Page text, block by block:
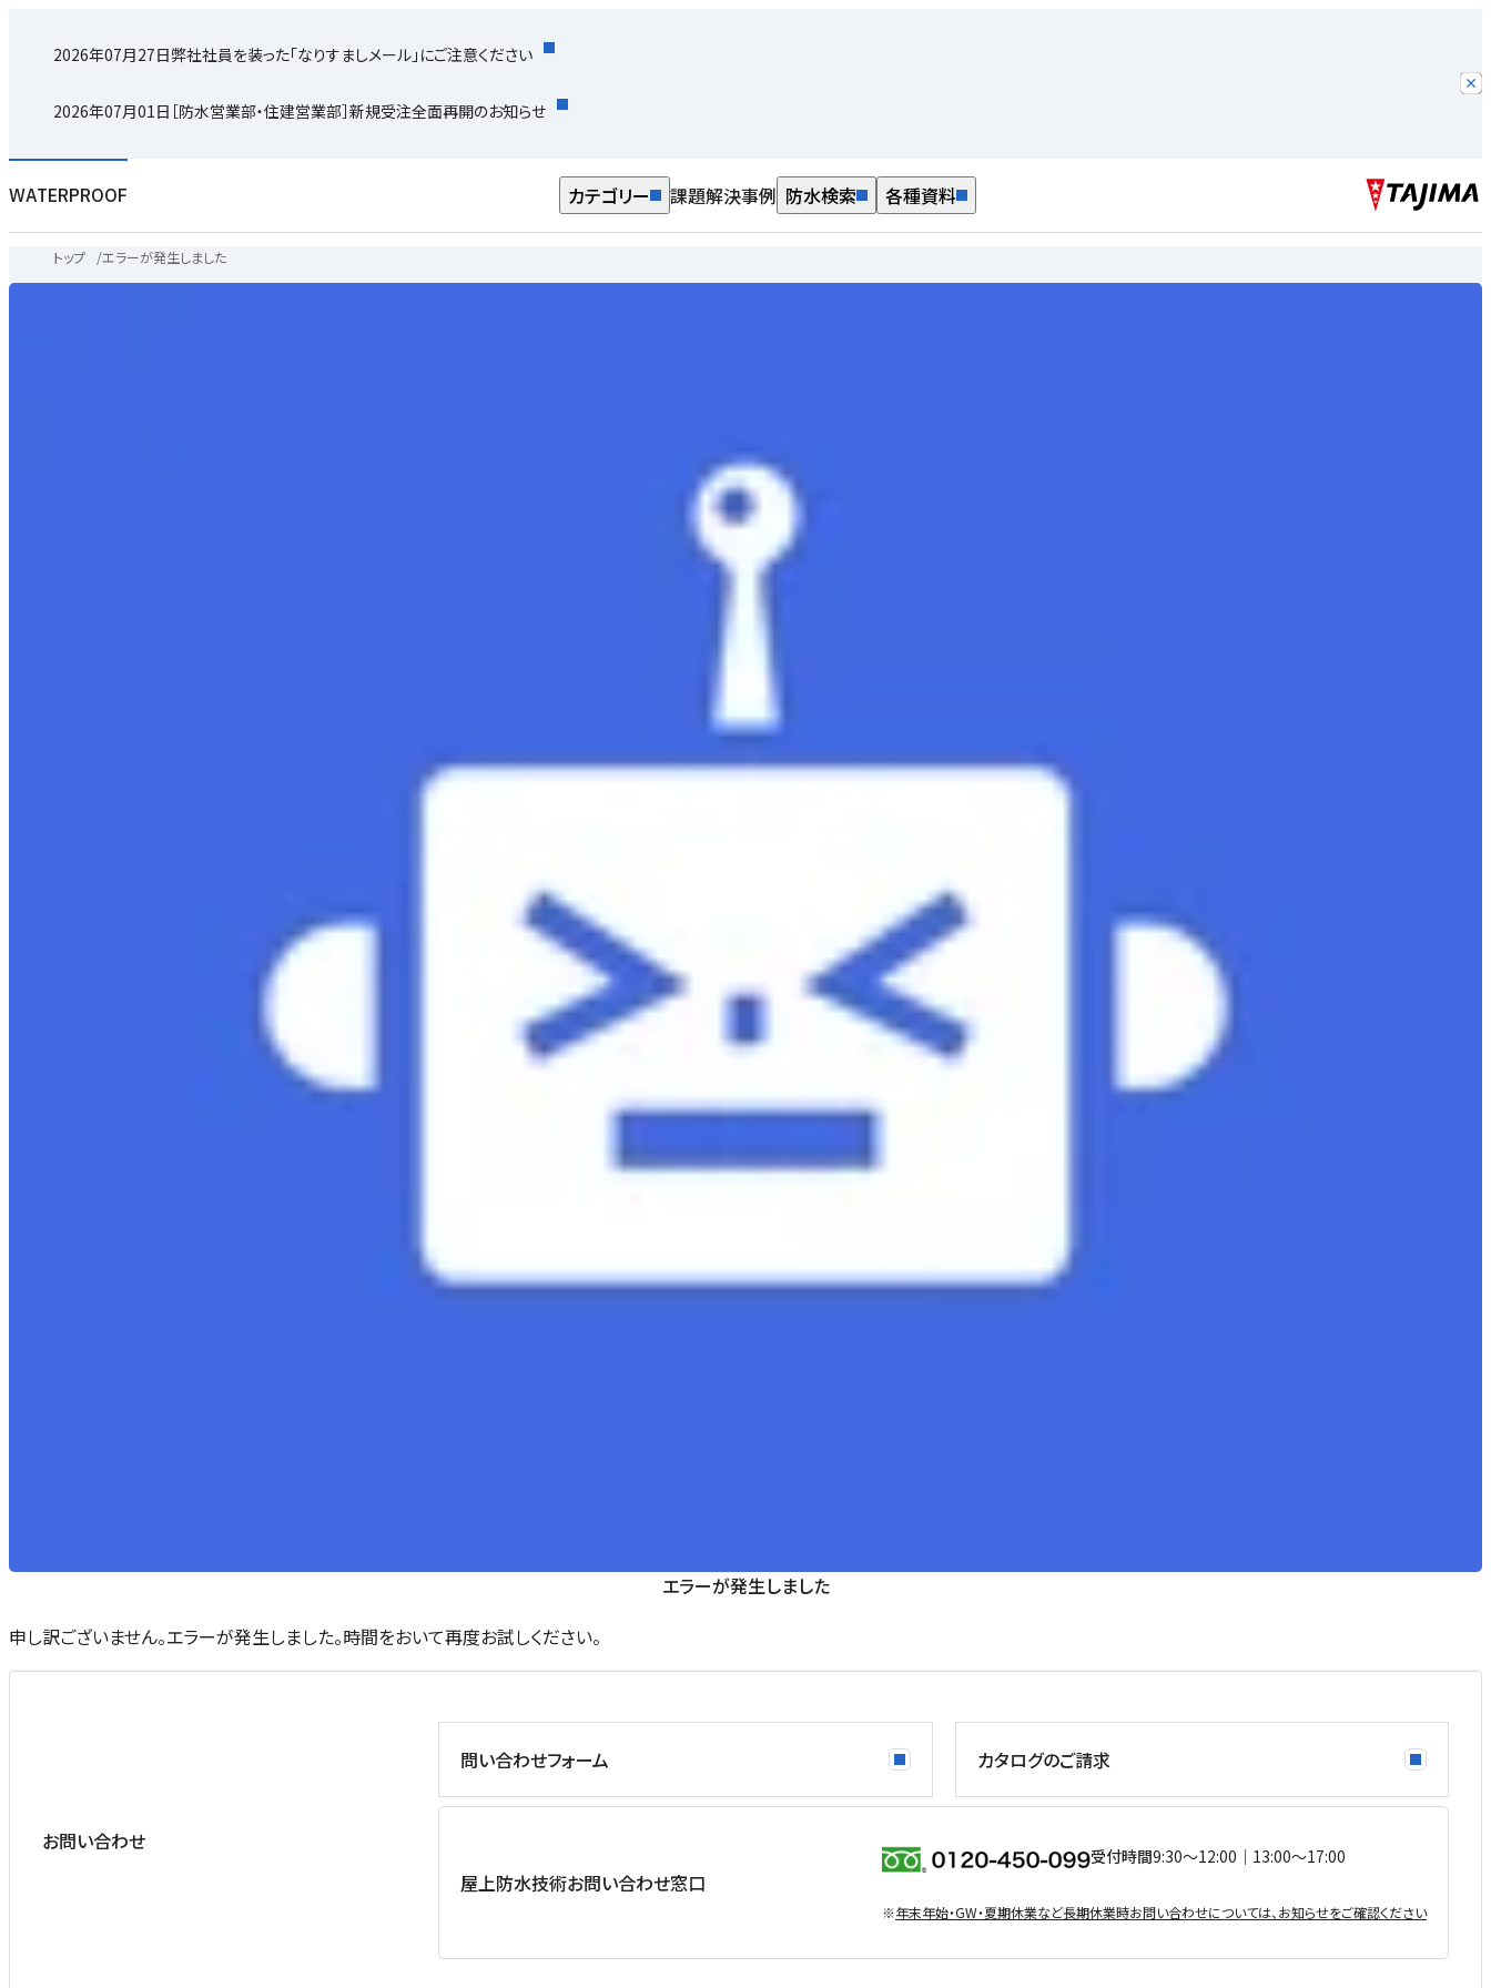
2026年07月27日弊社社員を装った「なりすましメール」にご注意ください
2026年07月01日 ［防水営業部・住建営業部］新規受注全面再開のお知らせ
WATERPROOF カテゴリー 課題解決事例 防水検索 各種資料
トップ /エラーが発生しました
エラーが発生しました
申し訳ございません。エラーが発生しました。時間をおいて再度お試しください。
お問い合わせ
問い合わせフォーム カタログのご請求
屋上防水技術お問い合わせ窓口
受付時間9:30〜12:00｜13:00〜17:00
※年末年始・GW・夏期休業など⻑期休業時お問い合わせについては、お知らせをご確認ください